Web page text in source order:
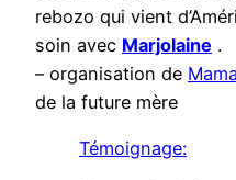
rebozo qui vient
soin avec Marjolaine .
– organisation de
de la future mère
Témoignage: